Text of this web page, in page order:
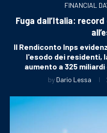
FINANCIAL
Fuga dall’Italia:
Il Rendiconto Inps
l'esodo dei residenti,
aumento a 325
by Dario Lessa